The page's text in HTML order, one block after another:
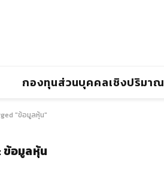
กองทุนส่วนบุคคลเชิงปริมาณ
"ข้อมูลหุ้น"
ข้อมูลหุ้น